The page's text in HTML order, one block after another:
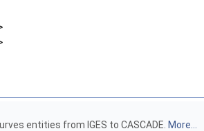
entities from IGES to CASCADE. More...